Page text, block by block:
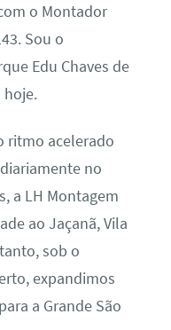
o Montador
Sou o
Edu Chaves de
hoje.
ritmo acelerado
no
a LH Montagem
ao Jaçanã, Vila
sob o
expandimos
a Grande São